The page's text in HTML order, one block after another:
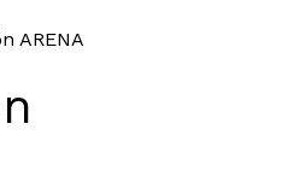
ARENA